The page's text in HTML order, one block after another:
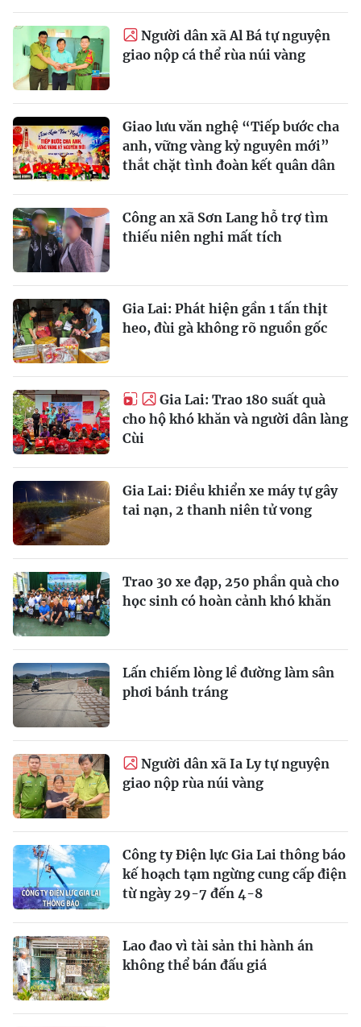
Người dân xã Al Bá tự nguyện
giao nộp cá thể rùa núi vàng
Giao lưu văn nghệ “Tiếp bước cha
anh, vững vàng kỷ nguyên mới”
thắt chặt tình đoàn kết quân dân
Công an xã Sơn Lang hỗ trợ tìm
thiếu niên nghi mất tích
Gia Lai: Phát hiện gần 1 tấn thịt
heo, đùi gà không rõ nguồn gốc
Gia Lai: Trao 180 suất quà
cho hộ khó khăn và người dân làng
Cùi
Gia Lai: Điều khiển xe máy tự gây
tai nạn, 2 thanh niên tử vong
Trao 30 xe đạp, 250 phần quà cho
học sinh có hoàn cảnh khó khăn
Lấn chiếm lòng lề đường làm sân
phơi bánh tráng
Người dân xã Ia Ly tự nguyện
giao nộp rùa núi vàng
Công ty Điện lực Gia Lai thông báo
kế hoạch tạm ngừng cung cấp điện
từ ngày 29-7 đến 4-8
Lao đao vì tài sản thi hành án
không thể bán đấu giá